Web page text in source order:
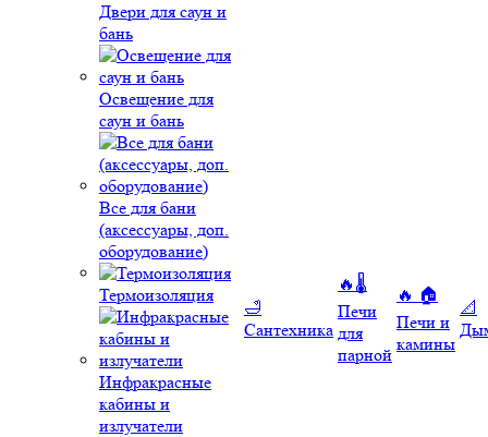
Двери для саун и
бань
Освещение для
саун и бань
Все для бани
(аксессуары, доп.
оборудование)
Термоизоляция
Инфракрасные
кабины и
излучатели
🛁
Сантехника
🔥🌡️
Печи
для
парной
🔥 🏠
Печи и
камины
📐